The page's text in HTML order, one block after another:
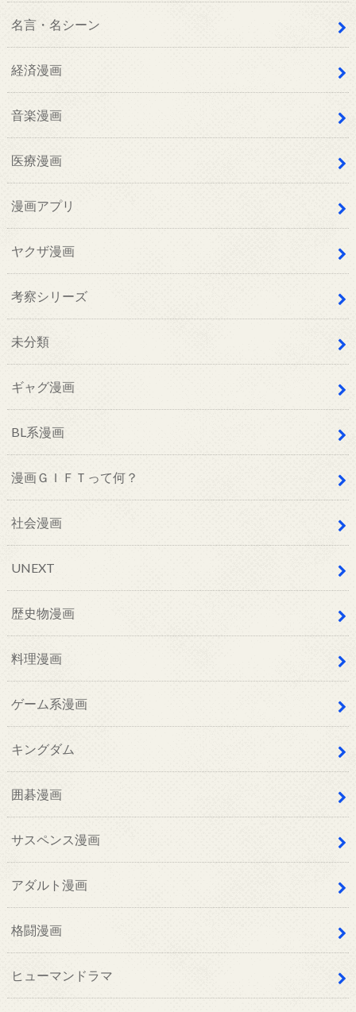
名言・名シーン
経済漫画
音楽漫画
医療漫画
漫画アプリ
ヤクザ漫画
考察シリーズ
未分類
ギャグ漫画
BL系漫画
漫画ＧＩＦＴって何？
社会漫画
UNEXT
歴史物漫画
料理漫画
ゲーム系漫画
キングダム
囲碁漫画
サスペンス漫画
アダルト漫画
格闘漫画
ヒューマンドラマ